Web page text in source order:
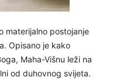
materijalno postojanje
Opisano je kako
Maha-Višnu leži na
od duhovnog svijeta.